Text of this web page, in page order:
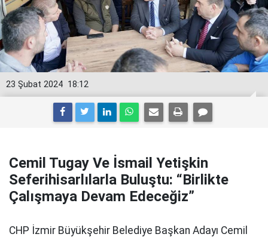
18:12
23 Şubat 2024
Cemil Tugay Ve İsmail Yetişkin
Seferihisarlılarla Buluştu: “Birlikte
Çalışmaya Devam Edeceğiz”
CHP İzmir Büyükşehir Belediye Başkan Adayı Cemil